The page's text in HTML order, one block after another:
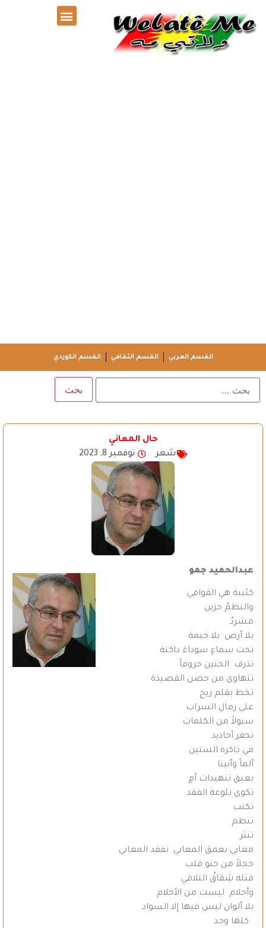
القسم العربي القسم الثقافي القسم الكوردي
حال المعاني
شعر
نوفمبر 8, 2023
عبدالحميد جمو
كئيبة هي القوافي
والنظمُ حزين
مشردٌ
بلا أرض بلا خيمة
تحت سماءٍ سوداءَ داكنة
تذرف الحنين حروفاً
تتهاوى من حضن القصيدة
تخط بقلم ريح
على رمال السراب
سيولاً من الكلمات
تحفر أخاديد
في ذاكرة السنين
ألماً وأنينا
بعبق تنهيدات أمٍ
تكوى بلوعة الفقد
تكتب
تنظم
تنثر
معاني بعمق المعاني تفقد المعاني
خجلاً من حنو قلب
قتله شِقاقُ التلاقي
وأحلام ليست من الأحلام
بلا ألوان ليس فيها إلا السواد
كلها وجد